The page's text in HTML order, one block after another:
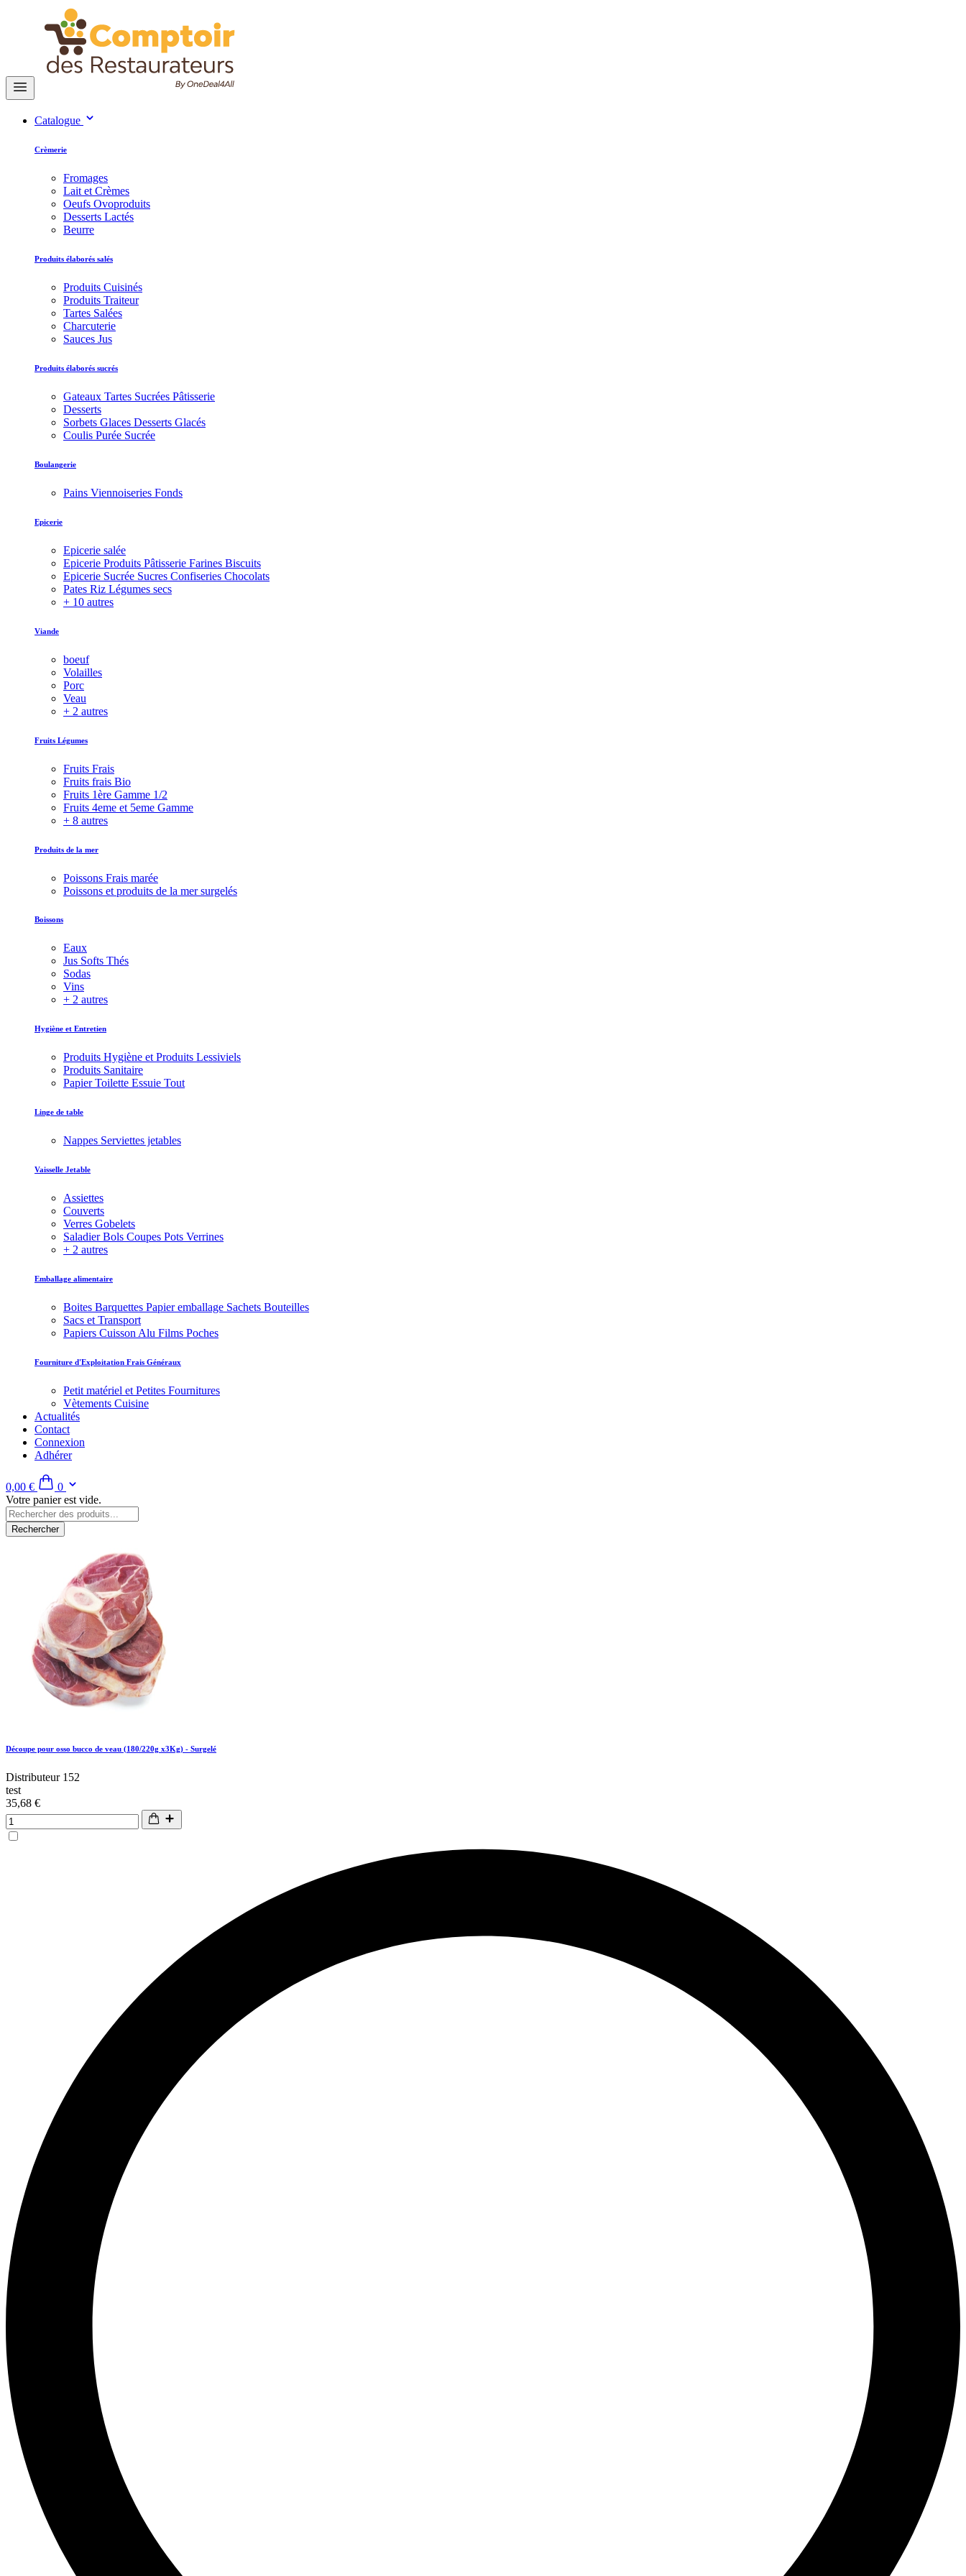
Catalogue
Crèmerie
Fromages
Lait et Crèmes
Oeufs Ovoproduits
Desserts Lactés
Beurre
Produits élaborés salés
Produits Cuisinés
Produits Traiteur
Tartes Salées
Charcuterie
Sauces Jus
Produits élaborés sucrés
Gateaux Tartes Sucrées Pâtisserie
Desserts
Sorbets Glaces Desserts Glacés
Coulis Purée Sucrée
Boulangerie
Pains Viennoiseries Fonds
Epicerie
Epicerie salée
Epicerie Produits Pâtisserie Farines Biscuits
Epicerie Sucrée Sucres Confiseries Chocolats
Pates Riz Légumes secs
+ 10 autres
Viande
boeuf
Volailles
Porc
Veau
+ 2 autres
Fruits Légumes
Fruits Frais
Fruits frais Bio
Fruits 1ère Gamme 1/2
Fruits 4eme et 5eme Gamme
+ 8 autres
Produits de la mer
Poissons Frais marée
Poissons et produits de la mer surgelés
Boissons
Eaux
Jus Softs Thés
Sodas
Vins
+ 2 autres
Hygiène et Entretien
Produits Hygiène et Produits Lessiviels
Produits Sanitaire
Papier Toilette Essuie Tout
Linge de table
Nappes Serviettes jetables
Vaisselle Jetable
Assiettes
Couverts
Verres Gobelets
Saladier Bols Coupes Pots Verrines
+ 2 autres
Emballage alimentaire
Boites Barquettes Papier emballage Sachets Bouteilles
Sacs et Transport
Papiers Cuisson Alu Films Poches
Fourniture d'Exploitation Frais Généraux
Petit matériel et Petites Fournitures
Vètements Cuisine
Actualités
Contact
Connexion
Adhérer
0,00 €
0
Votre panier est vide.
Rechercher
Découpe pour osso bucco de veau (180/220g x3Kg) - Surgelé
Distributeur 152
test
35,68 €